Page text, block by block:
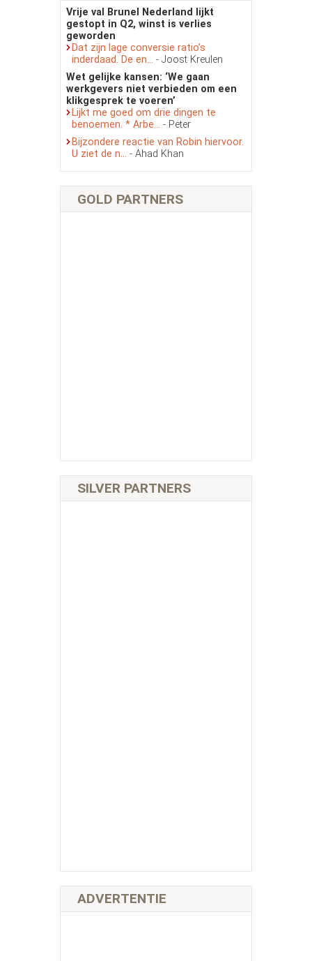
Vrije val Brunel Nederland lijkt
gestopt in Q2, winst is verlies
geworden
Dat zijn lage conversie ratio’s
inderdaad. De en... - Joost Kreulen
Wet gelijke kansen: ‘We gaan
werkgevers niet verbieden om een
klikgesprek te voeren’
Lijkt me goed om drie dingen te
benoemen. * Arbe... - Peter
Bijzondere reactie van Robin hiervoor.
U ziet de n... - Ahad Khan
GOLD PARTNERS
SILVER PARTNERS
ADVERTENTIE